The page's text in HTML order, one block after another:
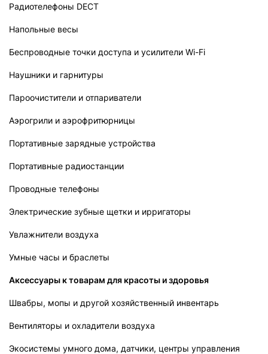
Радиотелефоны DECT
Напольные весы
Беспроводные точки доступа и усилители Wi-Fi
Наушники и гарнитуры
Пароочистители и отпариватели
Аэрогрили и аэрофритюрницы
Портативные зарядные устройства
Портативные радиостанции
Проводные телефоны
Электрические зубные щетки и ирригаторы
Увлажнители воздуха
Умные часы и браслеты
Аксессуары к товарам для красоты и здоровья
Швабры, мопы и другой хозяйственный инвентарь
Вентиляторы и охладители воздуха
Экосистемы умного дома, датчики, центры управления